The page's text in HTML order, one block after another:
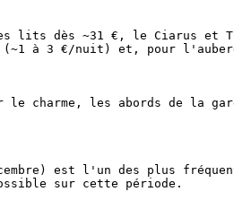
lits dès ~31 €, le Ciarus et
à 3 €/nuit) et, pour
charme, les abords de la
est l'un des plus
sur cette période.